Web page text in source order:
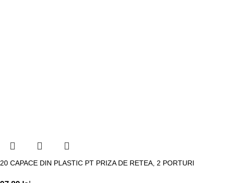
20 CAPACE DIN PLASTIC PT PRIZA DE RETEA, 2 PORTURI